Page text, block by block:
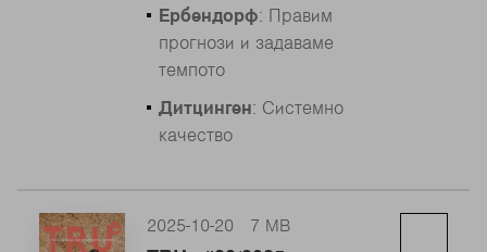
Ербендорф: Правим
прогнози и задаваме
темпото
Дитцинген: Системно
качество
2025-10-20 7 MB